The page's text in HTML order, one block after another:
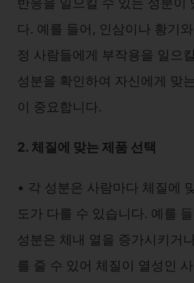
다. 예를 들어, 인삼이나 황기
정 사람들에게 부작용을 일으
성분을 확인하여 자신에게 맞
이 중요합니다.
2. 체질에 맞는 제품 선택
• 각 성분은 사람마다 체질에
도가 다를 수 있습니다. 예를
성분은 체내 열을 증가시키거
를 줄 수 있어 체질이 열성인